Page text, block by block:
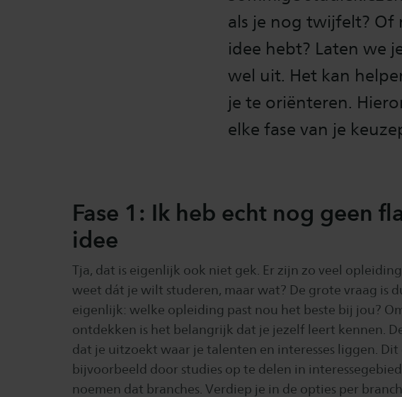
als je nog twijfelt? Of
idee hebt? Laten we
wel uit. Het kan
je te oriënteren.
elke fase van je
Fase 1: Ik heb echt nog geen
idee
Tja, dat is eigenlijk ook niet gek. Er zijn zo veel
weet dát je wilt studeren, maar wat? De grote vraag is
eigenlijk: welke opleiding past nou het beste bij jou?
ontdekken is het belangrijk dat je jezelf leert kennen.
dat je uitzoekt waar je talenten en interesses liggen. Dit
bijvoorbeeld door studies op te delen in
noemen dat branches. Verdiep je in de opties per